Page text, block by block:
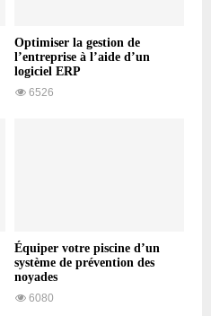
Optimiser la gestion de
l’entreprise à l’aide d’un
logiciel ERP
6526
Équiper votre piscine d’un
système de prévention des
noyades
6080